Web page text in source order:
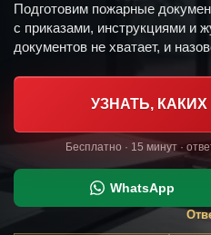
Подготовим пожарные
с приказами, инструкциями и
документов не хватает, и
УЗНАТЬ,
Бесплатно · 15 минут ·
WhatsApp